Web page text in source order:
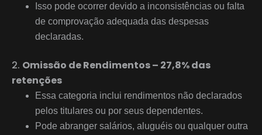
Isso pode ocorrer devido a inconsistências ou falta
de comprovação adequada das despesas
declaradas.
Omissão de Rendimentos – 27,8% das
retenções
Essa categoria inclui rendimentos não declarados
pelos titulares ou por seus dependentes.
Pode abranger salários, aluguéis ou qualquer outra